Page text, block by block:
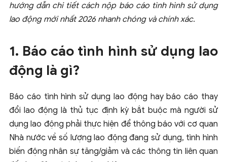
hướng dẫn chi tiết cách nộp báo cáo tình hình sử dụng
lao động mới nhất 2026 nhanh chóng và chính xác.
1. Báo cáo tình hình sử dụng lao
động là gì?
Báo cáo tình hình sử dụng lao động hay báo cáo thay
đổi lao động là thủ tục định kỳ bắt buộc mà người sử
dụng lao động phải thực hiện để thông báo với cơ quan
Nhà nước về số lượng lao động đang sử dụng, tình hình
biến động nhân sự tăng/giảm và các thông tin liên quan